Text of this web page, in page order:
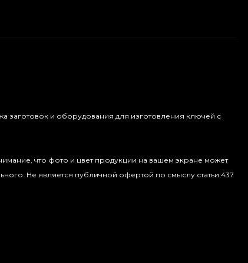
заготовок и оборудования для изготовления ключей с
что фото и цвет продукции на вашем экране может
Не является публичной офертой по смыслу статьи 437